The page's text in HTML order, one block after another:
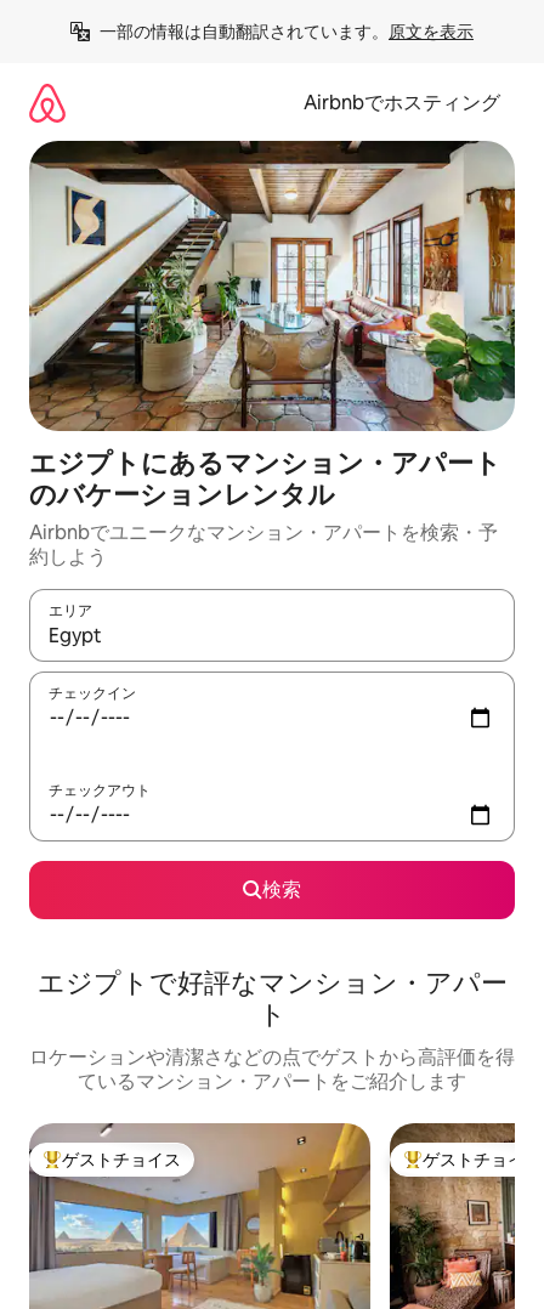
一部の情報は自動翻訳されています。 原文を表示
Airbnbでホスティング
エジプトにあるマンション・アパート
のバケーションレンタル
Airbnbでユニークなマンション・アパートを検索・予
約しよう
エリア
検索結果が表示されたら、上下の矢印キーを使って移動するか
チェックイン
チェックアウト
検索
エジプトで好評なマンション・アパー
ト
ロケーションや清潔さなどの点でゲストから高評価を得
ているマンション・アパートをご紹介します
大好評のゲストチョイスです。
ゲストチョイス 大好評のゲスト
ゲストチョイス